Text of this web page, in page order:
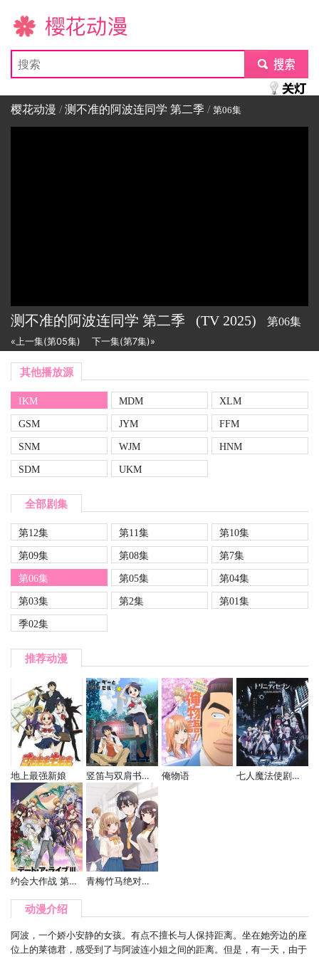
樱花动漫
submit
樱花动漫 /测不准的阿波连同学 第二季 / 第06集
测不准的阿波连同学 第二季 (TV 2025) 第06集
«上一集(第05集) 下一集(第7集)»
其他播放源
IKM MDM
XLM
GSM
JYM
FFM
SNM
WJM
HNM
SDM
UKM
全部剧集
第12集 第11集
第10集
第09集
第08集
第7集
第06集
第05集
第04集
第03集
第2集
第01集
季02集
推荐动漫
地上最强新娘 竖笛与双肩书包 第三季 俺物语 七人魔法使剧场版 -悠久图书馆与炼金术少女-
约会大作战 第三季 青梅竹马绝对不会输的恋爱喜剧
动漫介绍
阿波，一个娇小安静的女孩。有点不擅长与人保持距离。坐在她旁边的座
位上的莱德君，感受到了与阿波连小姐之间的距离。但是，有一天，由于